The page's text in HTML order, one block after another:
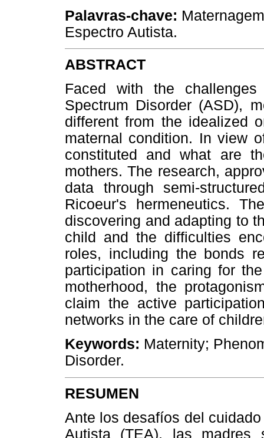
Palavras-chave:
Espectro Autista.
ABSTRACT
Faced with the
Spectrum Disorder (ASD),
different from the idealized
maternal condition. In view
constituted and what are
mothers. The research,
data through semi-
Ricoeur's hermeneutics.
discovering and adapting to
child and the difficulties
roles, including the bonds
participation in caring for
motherhood, the
claim the active
networks in the care of
Keywords: Maternity;
Disorder.
RESUMEN
Ante los desafíos del
Autista (TEA), las madres